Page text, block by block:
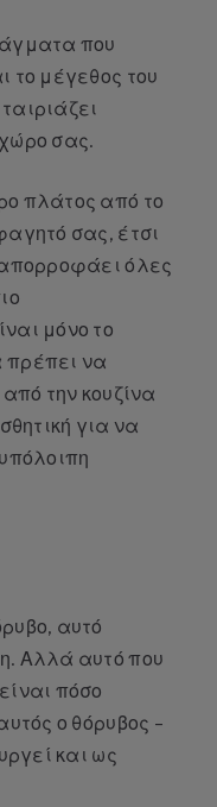
που
το μέγεθος του
σας.
πλάτος από το
σας, έτσι
όλες
μόνο το
να
την κουζίνα
για να
αυτό
Αλλά αυτό που
πόσο
ο θόρυβος –
και ως